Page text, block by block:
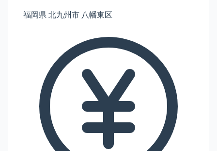
福岡県 北九州市 八幡東区